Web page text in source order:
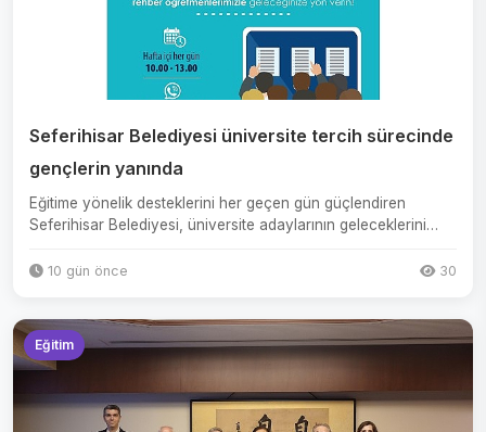
Seferihisar Belediyesi üniversite tercih sürecinde
gençlerin yanında
Eğitime yönelik desteklerini her geçen gün güçlendiren
Seferihisar Belediyesi, üniversite adaylarının geleceklerini
10 gün önce 30
Eğitim